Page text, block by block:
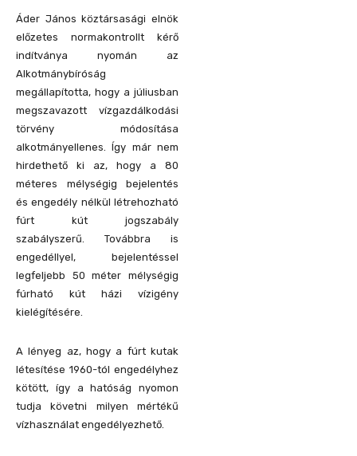
Áder János köztársasági elnök
előzetes normakontrollt kérő
indítványa nyomán az
Alkotmánybíróság
megállapította, hogy a júliusban
megszavazott vízgazdálkodási
törvény módosítása
alkotmányellenes. Így már nem
hirdethető ki az, hogy a 80
méteres mélységig bejelentés
és engedély nélkül létrehozható
fúrt kút jogszabály
szabályszerű. Továbbra is
engedéllyel, bejelentéssel
legfeljebb 50 méter mélységig
fúrható kút házi vízigény
kielégítésére.
A lényeg az, hogy a fúrt kutak
létesítése 1960-tól engedélyhez
kötött, így a hatóság nyomon
tudja követni milyen mértékű
vízhasználat engedélyezhető.